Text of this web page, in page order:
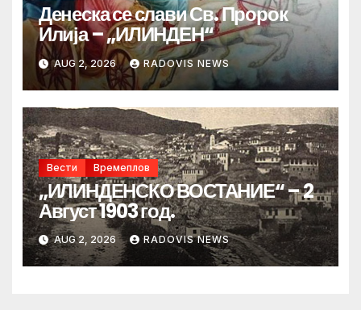
Денеска се слави Св. Пророк
Илија – „ИЛИНДЕН“
AUG 2, 2026 RADOVIS NEWS
Вести Времеплов
„ИЛИНДЕНСКО ВОСТАНИЕ“ – 2
Август 1903 год.
AUG 2, 2026 RADOVIS NEWS